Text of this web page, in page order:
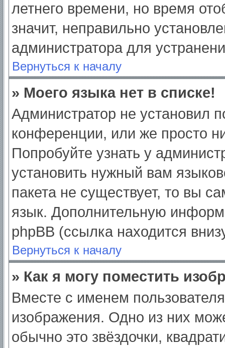
летнего времени, но время
значит, неправильно
администратора для
Вернуться к началу
» Моего языка нет в списке!
Администратор не установил
конференции, или же просто
Попробуйте узнать у
установить нужный вам
пакета не существует, то вы
язык. Дополнительную
phpBB (ссылка находится
Вернуться к началу
» Как я могу поместить
Вместе с именем
изображения. Одно из них
обычно это звёздочки,